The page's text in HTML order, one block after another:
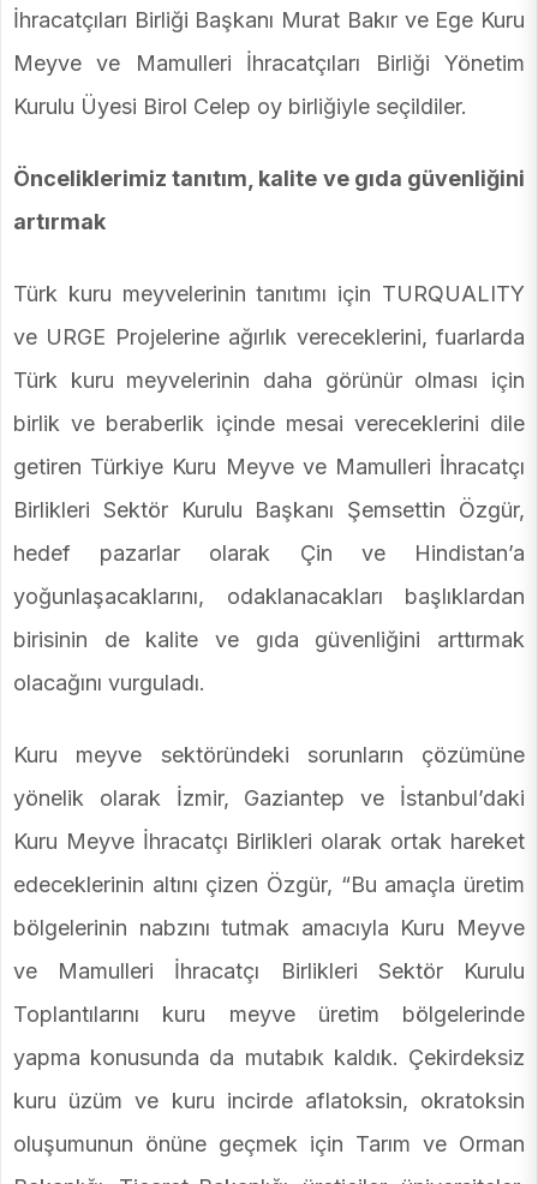
İhracatçıları Birliği Başkanı Murat Bakır ve Ege Kuru
Meyve ve Mamulleri İhracatçıları Birliği Yönetim
Kurulu Üyesi Birol Celep oy birliğiyle seçildiler.
Önceliklerimiz tanıtım, kalite ve gıda güvenliğini
artırmak
Türk kuru meyvelerinin tanıtımı için TURQUALITY
ve URGE Projelerine ağırlık vereceklerini, fuarlarda
Türk kuru meyvelerinin daha görünür olması için
birlik ve beraberlik içinde mesai vereceklerini dile
getiren Türkiye Kuru Meyve ve Mamulleri İhracatçı
Birlikleri Sektör Kurulu Başkanı Şemsettin Özgür,
hedef pazarlar olarak Çin ve Hindistan’a
yoğunlaşacaklarını, odaklanacakları başlıklardan
birisinin de kalite ve gıda güvenliğini arttırmak
olacağını vurguladı.
Kuru meyve sektöründeki sorunların çözümüne
yönelik olarak İzmir, Gaziantep ve İstanbul’daki
Kuru Meyve İhracatçı Birlikleri olarak ortak hareket
edeceklerinin altını çizen Özgür, “Bu amaçla üretim
bölgelerinin nabzını tutmak amacıyla Kuru Meyve
ve Mamulleri İhracatçı Birlikleri Sektör Kurulu
Toplantılarını kuru meyve üretim bölgelerinde
yapma konusunda da mutabık kaldık. Çekirdeksiz
kuru üzüm ve kuru incirde aflatoksin, okratoksin
oluşumunun önüne geçmek için Tarım ve Orman